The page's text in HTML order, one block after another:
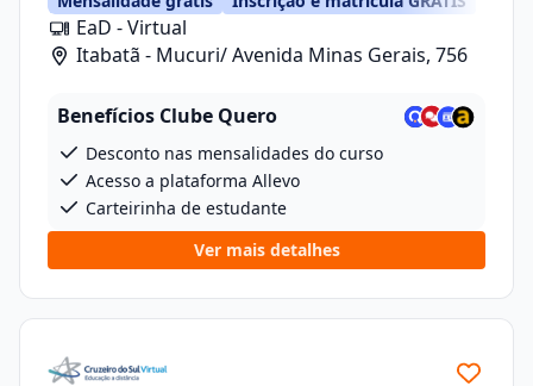
EaD - Virtual
Itabatã - Mucuri/ Avenida Minas Gerais, 756
Benefícios Clube Quero
Desconto nas mensalidades do curso
Acesso a plataforma Allevo
Carteirinha de estudante
Ver mais detalhes